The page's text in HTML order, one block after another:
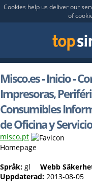
Cookies help us deliver our
of
Misco.es - Inicio -
Impresoras,
Consumibles
de Oficina y
misco.pt
Homepage
Språk: gl Webb
Uppdaterad: 2013-08-05